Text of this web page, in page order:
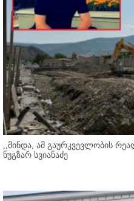
,,მინდა, ამ გაურკვევლობის
ნუგზარ სვიანაძე